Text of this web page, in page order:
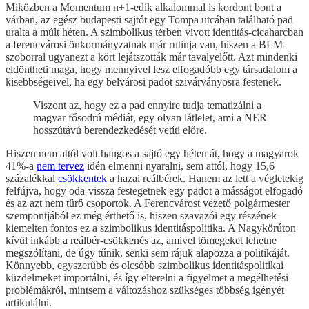
Miközben a Momentum n+1-edik alkalommal is kordont bont a
várban, az egész budapesti sajtót egy Tompa utcában található pad
uralta a múlt héten. A szimbolikus térben vívott identitás-cicaharcban
a ferencvárosi önkormányzatnak már rutinja van, hiszen a BLM-
szoborral ugyanezt a kört lejátszották már tavalyelőtt. Azt mindenki
eldöntheti maga, hogy mennyivel lesz elfogadóbb egy társadalom a
kisebbségeivel, ha egy belvárosi padot szivárványosra festenek.
Viszont az, hogy ez a pad ennyire tudja tematizálni a
magyar fősodrú médiát, egy olyan látlelet, ami a NER
hosszútávú berendezkedését vetíti előre.
Hiszen nem attól volt hangos a sajtó egy héten át, hogy a magyarok
41%-a nem tervez idén elmenni nyaralni, sem attól, hogy 15,6
százalékkal csökkentek a hazai reálbérek. Hanem az lett a végletekig
felfújva, hogy oda-vissza festegetnek egy padot a másságot elfogadó
és az azt nem tűrő csoportok. A Ferencvárost vezető polgármester
szempontjából ez még érthető is, hiszen szavazói egy részének
kiemelten fontos ez a szimbolikus identitáspolitika. A Nagykörúton
kívül inkább a reálbér-csökkenés az, amivel tömegeket lehetne
megszólítani, de úgy tűnik, senki sem rájuk alapozza a politikáját.
Könnyebb, egyszerűbb és olcsóbb szimbolikus identitáspolitikai
küzdelmeket importálni, és így elterelni a figyelmet a megélhetési
problémákról, mintsem a változáshoz szükséges többség igényét
artikulálni.